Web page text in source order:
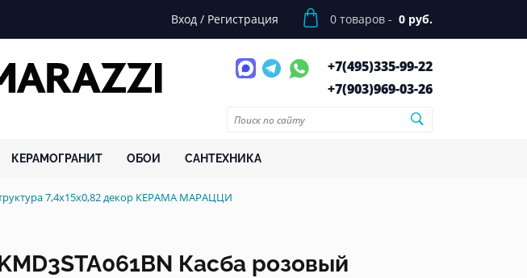
Вход / Регистрация 0 товаров - 0 руб.
+7(495)335-99-22
+7(903)969-03-26
КЕРАМОГРАНИТ ОБОИ САНТЕХНИКА
7,4x15x0,82 декор КЕРАМА МАРАЦЦИ
Касба розовый